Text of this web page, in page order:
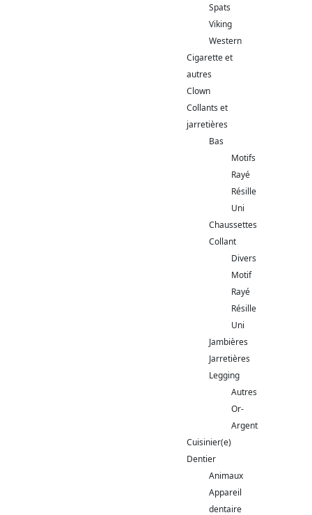
Spats
Viking
Western
Cigarette et
autres
Clown
Collants et
jarretières
Bas
Motifs
Rayé
Résille
Uni
Chaussettes
Collant
Divers
Motif
Rayé
Résille
Uni
Jambières
Jarretières
Legging
Autres
Or-
Argent
Cuisinier(e)
Dentier
Animaux
Appareil
dentaire